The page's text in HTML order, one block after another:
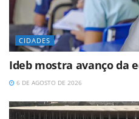
CIDADES
Ideb mostra avanço da
6 DE AGOSTO DE 2026